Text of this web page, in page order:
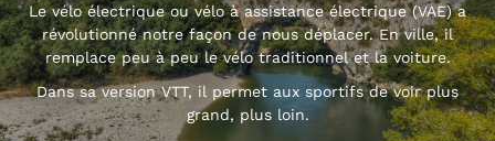
Le vélo électrique ou vélo à assistance électrique (VAE) a
révolutionné notre façon de nous déplacer. En ville, il
remplace peu à peu le vélo traditionnel et la voiture.
Dans sa version VTT, il permet aux sportifs de voir plus
grand, plus loin.